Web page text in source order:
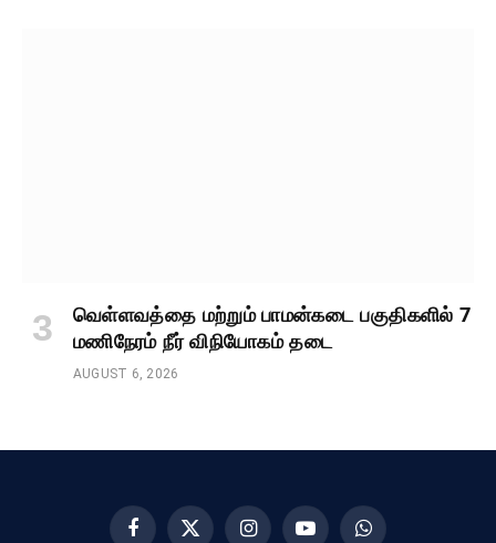
வெள்ளவத்தை மற்றும் பாமன்கடை பகுதிகளில் 7
மணிநேரம் நீர் விநியோகம் தடை
AUGUST 6, 2026
FacebookX InstagramYouTubeWhatsApp